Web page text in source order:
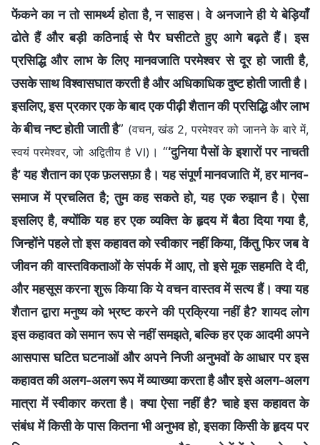
फेंकने का न तो सामर्थ्‍य होता है, न साहस। वे अनजाने ही ये बेड़ियाँ
ढोते हैं और बड़ी कठिनाई से पैर घसीटते हुए आगे बढ़ते हैं। इस
प्रसिद्धि और लाभ के लिए मानवजाति परमेश्वर से दूर हो जाती है,
उसके साथ विश्वासघात करती है और अधिकाधिक दुष्ट होती जाती है।
इसलिए, इस प्रकार एक के बाद एक पीढ़ी शैतान की प्रसिद्धि और लाभ
के बीच नष्ट होती जाती है” (वचन, खंड 2, परमेश्वर को जानने के बारे में,
स्वयं परमेश्वर, जो अद्वितीय है VI) । “‘दुनिया पैसों के इशारों पर नाचती
है’ यह शैतान का एक फ़लसफ़ा है। यह संपूर्ण मानवजाति में, हर मानव-
समाज में प्रचलित है; तुम कह सकते हो, यह एक रुझान है। ऐसा
इसलिए है, क्योंकि यह हर एक व्यक्ति के हृदय में बैठा दिया गया है,
जिन्होंने पहले तो इस कहावत को स्वीकार नहीं किया, किंतु फिर जब वे
जीवन की वास्तविकताओं के संपर्क में आए, तो इसे मूक सहमति दे दी,
और महसूस करना शुरू किया कि ये वचन वास्तव में सत्य हैं। क्या यह
शैतान द्वारा मनुष्य को भ्रष्ट करने की प्रक्रिया नहीं है? शायद लोग
इस कहावत को समान रूप से नहीं समझते, बल्कि हर एक आदमी अपने
आसपास घटित घटनाओं और अपने निजी अनुभवों के आधार पर इस
कहावत की अलग-अलग रूप में व्याख्या करता है और इसे अलग-अलग
मात्रा में स्वीकार करता है। क्या ऐसा नहीं है? चाहे इस कहावत के
संबंध में किसी के पास कितना भी अनुभव हो, इसका किसी के हृदय पर